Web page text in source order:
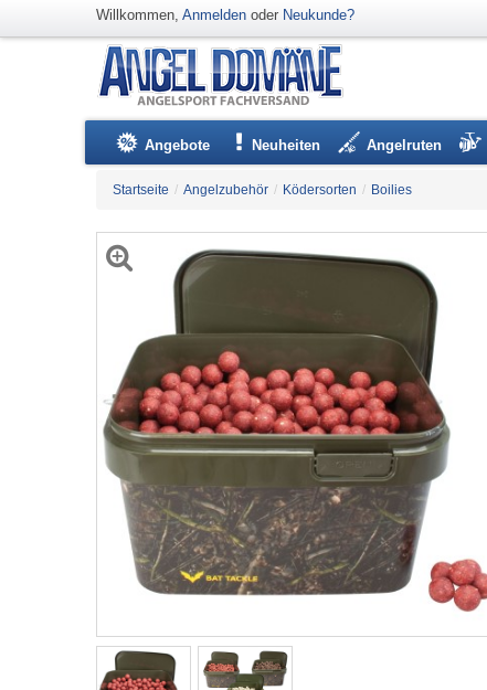
Willkommen, Anmelden oder Neukunde?
Angebote Neuheiten Angelruten
Startseite / Angelzubehör / Ködersorten / Boilies